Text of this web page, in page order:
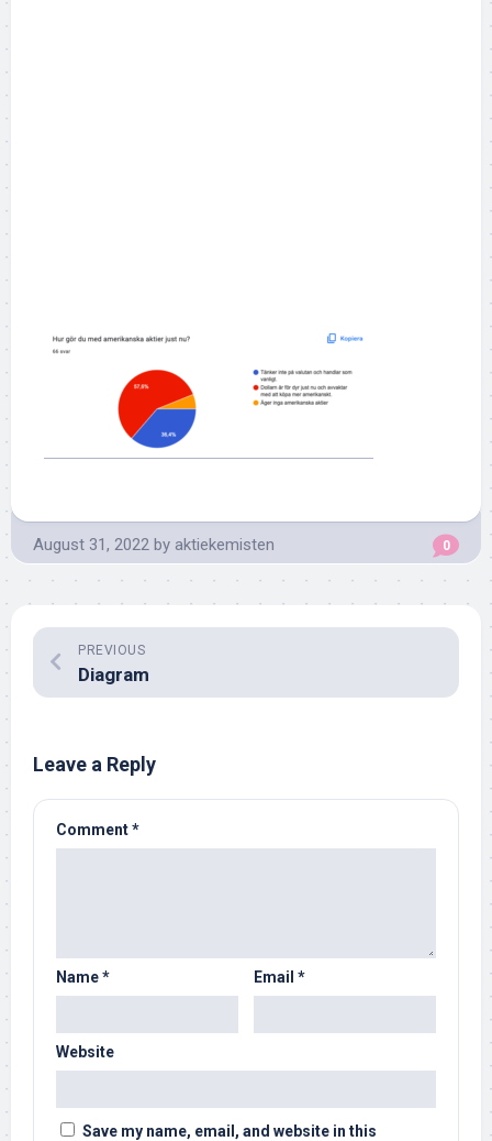
August 31, 2022 by aktiekemisten 0
PREVIOUS
Diagram
Leave a Reply
Comment*
Name* Email *
Website
Save my name, email, and website in this